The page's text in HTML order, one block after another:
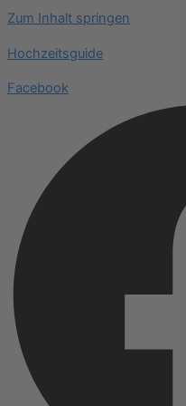
Zum Inhalt springen
Hochzeitsguide
Facebook